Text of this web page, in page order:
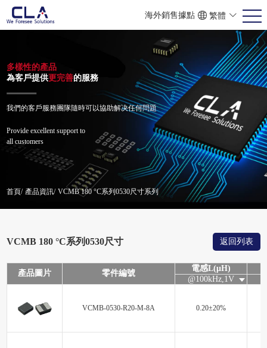
海外銷售據點 繁體
简体
ENG
POR
多樣性的產品
為客戶提供更完善的服務
我們的客戶服務團隊隨時可以協助解决任何問題
Provide excellent support to
all customers
首頁/ 產品資訊/ VCMB 180 °C系列0530尺寸系列
VCMB 180 °C系列0530尺寸 返回列表
產品圖片 零件編號
電感L(μH)
@100kHz,1V
VCMB-0530-R20-M-8A 0.20±20%